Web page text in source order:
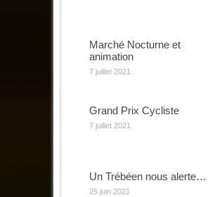
Marché Nocturne et
animation
7 juillet 2021
Grand Prix Cycliste
7 juillet 2021
Un Trébéen nous alerte…
25 juin 2021